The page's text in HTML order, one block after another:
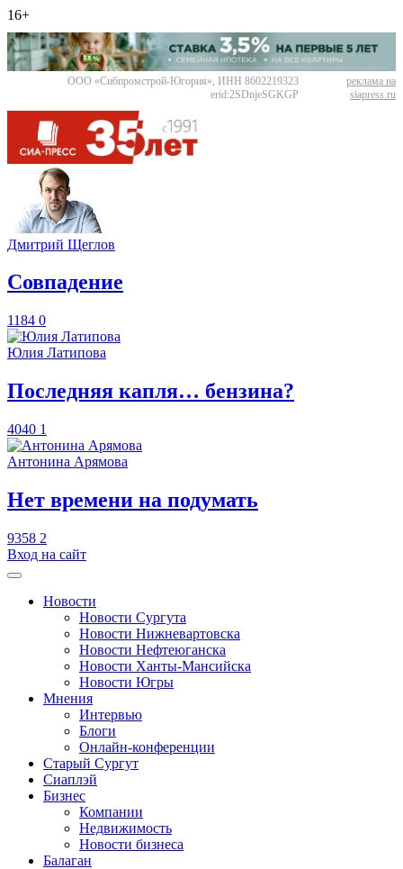
16+
ООО «Сибпромстрой-Югория», ИНН 8602219323
erid:2SDnjeSGKGP
реклама на
siapress.ru
Дмитрий Щеглов
​Совпадение
1184 0
Юлия Латипова
​Последняя капля… бензина?
4040 1
Антонина Арямова
​Нет времени на подумать
9358 2
Вход на сайт
Новости
Новости Сургута
Новости Нижневартовска
Новости Нефтеюганска
Новости Ханты-Мансийска
Новости Югры
Мнения
Интервью
Блоги
Онлайн-конференции
Старый Сургут
Сиаплэй
Бизнес
Компании
Недвижимость
Новости бизнеса
Балаган